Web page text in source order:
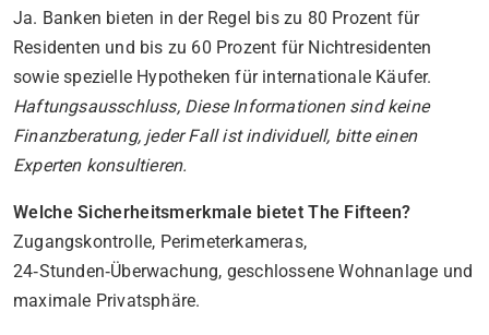
Ja. Banken bieten in der Regel bis zu 80 Prozent für
Residenten und bis zu 60 Prozent für Nichtresidenten
sowie spezielle Hypotheken für internationale Käufer.
Haftungsausschluss, Diese Informationen sind keine
Finanzberatung, jeder Fall ist individuell, bitte einen
Experten konsultieren.
Welche Sicherheitsmerkmale bietet The Fifteen?
Zugangskontrolle, Perimeterkameras,
24‑Stunden‑Überwachung, geschlossene Wohnanlage und
maximale Privatsphäre.